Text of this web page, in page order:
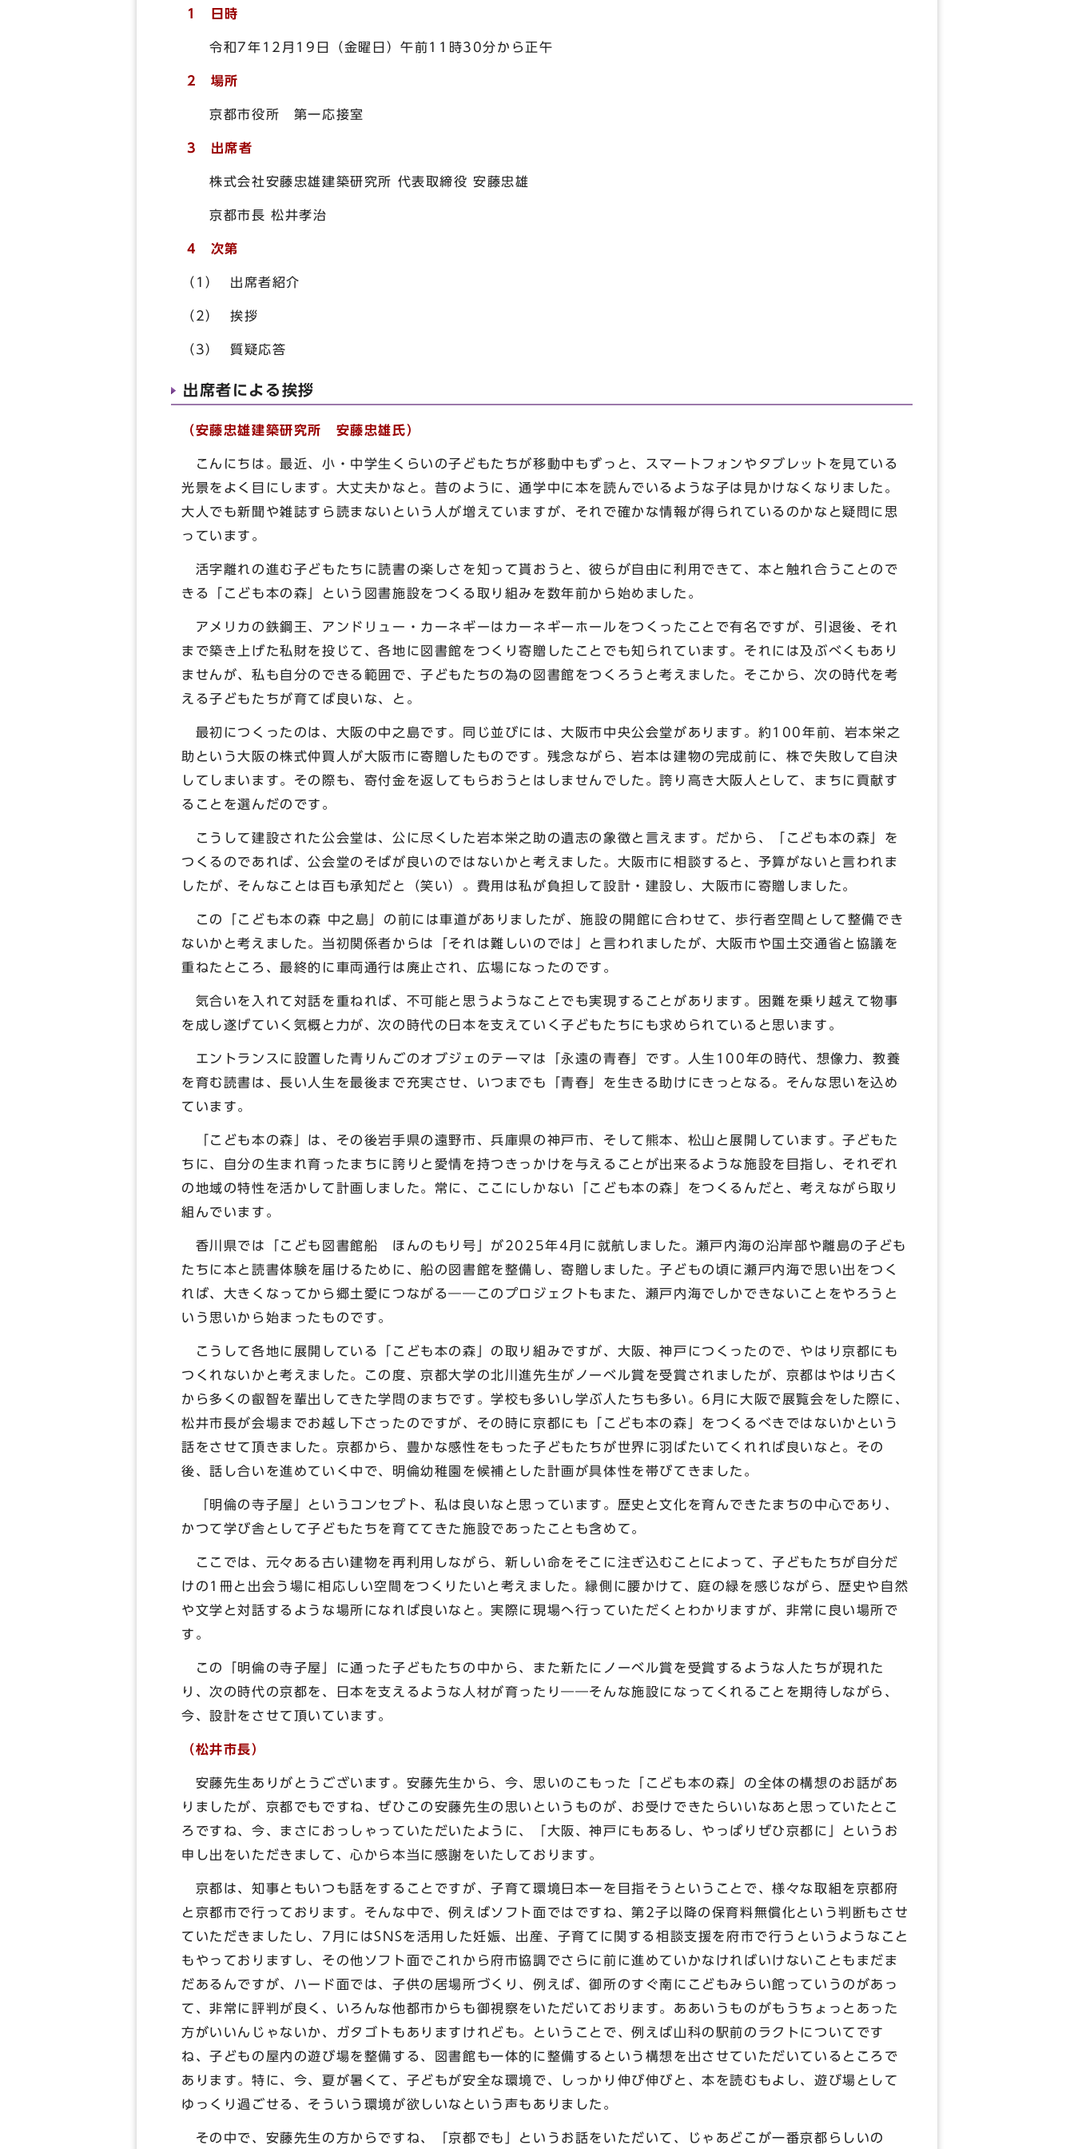
1 日時
令和7年12月19日（金曜日）午前11時30分から正午
2 場所
京都市役所 第一応接室
3 出席者
株式会社安藤忠雄建築研究所 代表取締役 安藤忠雄
京都市長 松井孝治
4 次第
（1） 出席者紹介
（2） 挨拶
（3） 質疑応答
出席者による挨拶
（安藤忠雄建築研究所 安藤忠雄氏）
こんにちは。最近、小・中学生くらいの子どもたちが移動中もずっと、スマートフォンやタブレットを見ている
光景をよく目にします。大丈夫かなと。昔のように、通学中に本を読んでいるような子は見かけなくなりました。
大人でも新聞や雑誌すら読まないという人が増えていますが、それで確かな情報が得られているのかなと疑問に思
っています。
活字離れの進む子どもたちに読書の楽しさを知って貰おうと、彼らが自由に利用できて、本と触れ合うことので
きる「こども本の森」という図書施設をつくる取り組みを数年前から始めました。
アメリカの鉄鋼王、アンドリュー・カーネギーはカーネギーホールをつくったことで有名ですが、引退後、それ
まで築き上げた私財を投じて、各地に図書館をつくり寄贈したことでも知られています。それには及ぶべくもあり
ませんが、私も自分のできる範囲で、子どもたちの為の図書館をつくろうと考えました。そこから、次の時代を考
える子どもたちが育てば良いな、と。
最初につくったのは、大阪の中之島です。同じ並びには、大阪市中央公会堂があります。約100年前、岩本栄之
助という大阪の株式仲買人が大阪市に寄贈したものです。残念ながら、岩本は建物の完成前に、株で失敗して自決
してしまいます。その際も、寄付金を返してもらおうとはしませんでした。誇り高き大阪人として、まちに貢献す
ることを選んだのです。
こうして建設された公会堂は、公に尽くした岩本栄之助の遺志の象徴と言えます。だから、「こども本の森」を
つくるのであれば、公会堂のそばが良いのではないかと考えました。大阪市に相談すると、予算がないと言われま
したが、そんなことは百も承知だと（笑い）。費用は私が負担して設計・建設し、大阪市に寄贈しました。
この「こども本の森 中之島」の前には車道がありましたが、施設の開館に合わせて、歩行者空間として整備でき
ないかと考えました。当初関係者からは「それは難しいのでは」と言われましたが、大阪市や国土交通省と協議を
重ねたところ、最終的に車両通行は廃止され、広場になったのです。
気合いを入れて対話を重ねれば、不可能と思うようなことでも実現することがあります。困難を乗り越えて物事
を成し遂げていく気概と力が、次の時代の日本を支えていく子どもたちにも求められていると思います。
エントランスに設置した青りんごのオブジェのテーマは「永遠の青春」です。人生100年の時代、想像力、教養
を育む読書は、長い人生を最後まで充実させ、いつまでも「青春」を生きる助けにきっとなる。そんな思いを込め
ています。
「こども本の森」は、その後岩手県の遠野市、兵庫県の神戸市、そして熊本、松山と展開しています。子どもた
ちに、自分の生まれ育ったまちに誇りと愛情を持つきっかけを与えることが出来るような施設を目指し、それぞれ
の地域の特性を活かして計画しました。常に、ここにしかない「こども本の森」をつくるんだと、考えながら取り
組んでいます。
香川県では「こども図書館船 ほんのもり号」が2025年4月に就航しました。瀬戸内海の沿岸部や離島の子ども
たちに本と読書体験を届けるために、船の図書館を整備し、寄贈しました。子どもの頃に瀬戸内海で思い出をつく
れば、大きくなってから郷土愛につながる――このプロジェクトもまた、瀬戸内海でしかできないことをやろうと
いう思いから始まったものです。
こうして各地に展開している「こども本の森」の取り組みですが、大阪、神戸につくったので、やはり京都にも
つくれないかと考えました。この度、京都大学の北川進先生がノーベル賞を受賞されましたが、京都はやはり古く
から多くの叡智を輩出してきた学問のまちです。学校も多いし学ぶ人たちも多い。6月に大阪で展覧会をした際に、
松井市長が会場までお越し下さったのですが、その時に京都にも「こども本の森」をつくるべきではないかという
話をさせて頂きました。京都から、豊かな感性をもった子どもたちが世界に羽ばたいてくれれば良いなと。その
後、話し合いを進めていく中で、明倫幼稚園を候補とした計画が具体性を帯びてきました。
「明倫の寺子屋」というコンセプト、私は良いなと思っています。歴史と文化を育んできたまちの中心であり、
かつて学び舎として子どもたちを育ててきた施設であったことも含めて。
ここでは、元々ある古い建物を再利用しながら、新しい命をそこに注ぎ込むことによって、子どもたちが自分だ
けの1冊と出会う場に相応しい空間をつくりたいと考えました。縁側に腰かけて、庭の緑を感じながら、歴史や自然
や文学と対話するような場所になれば良いなと。実際に現場へ行っていただくとわかりますが、非常に良い場所で
す。
この「明倫の寺子屋」に通った子どもたちの中から、また新たにノーベル賞を受賞するような人たちが現れた
り、次の時代の京都を、日本を支えるような人材が育ったり――そんな施設になってくれることを期待しながら、
今、設計をさせて頂いています。
（松井市長）
安藤先生ありがとうございます。安藤先生から、今、思いのこもった「こども本の森」の全体の構想のお話があ
りましたが、京都でもですね、ぜひこの安藤先生の思いというものが、お受けできたらいいなあと思っていたとこ
ろですね、今、まさにおっしゃっていただいたように、「大阪、神戸にもあるし、やっぱりぜひ京都に」というお
申し出をいただきまして、心から本当に感謝をいたしております。
京都は、知事ともいつも話をすることですが、子育て環境日本一を目指そうということで、様々な取組を京都府
と京都市で行っております。そんな中で、例えばソフト面ではですね、第2子以降の保育料無償化という判断もさせ
ていただきましたし、7月にはSNSを活用した妊娠、出産、子育てに関する相談支援を府市で行うというようなこと
もやっておりますし、その他ソフト面でこれから府市協調でさらに前に進めていかなければいけないこともまだま
だあるんですが、ハード面では、子供の居場所づくり、例えば、御所のすぐ南にこどもみらい館っていうのがあっ
て、非常に評判が良く、いろんな他都市からも御視察をいただいております。ああいうものがもうちょっとあった
方がいいんじゃないか、ガタゴトもありますけれども。ということで、例えば山科の駅前のラクトについてです
ね、子どもの屋内の遊び場を整備する、図書館も一体的に整備するという構想を出させていただいているところで
あります。特に、今、夏が暑くて、子どもが安全な環境で、しっかり伸び伸びと、本を読むもよし、遊び場として
ゆっくり過ごせる、そういう環境が欲しいなという声もありました。
その中で、安藤先生の方からですね、「京都でも」というお話をいただいて、じゃあどこが一番京都らしいの